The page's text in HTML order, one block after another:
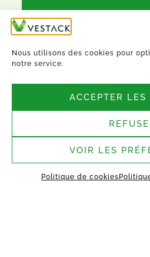
Nous utilisons des cookies pour
notre service.
ACCEPTER LES
VOIR LES
Politique de cookies
Nous suivre
4-6, Rue de Penthièvre,
75008 Paris
1 rue des Argiles Vertes,